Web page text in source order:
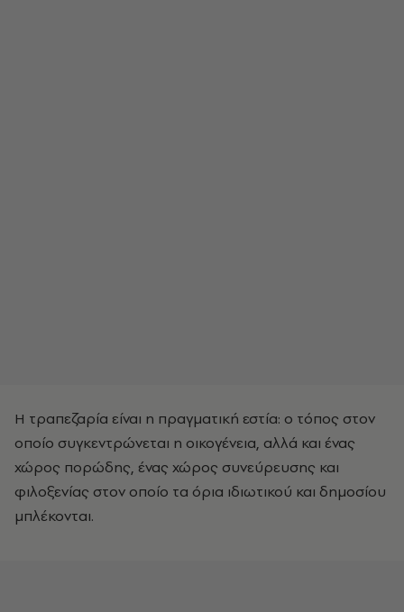
Η τραπεζαρία είναι η πραγματική εστία: ο τόπος στον
οποίο συγκεντρώνεται η οικογένεια, αλλά και ένας
χώρος πορώδης, ένας χώρος συνεύρευσης και
φιλοξενίας στον οποίο τα όρια ιδιωτικού και δημοσίου
μπλέκονται.